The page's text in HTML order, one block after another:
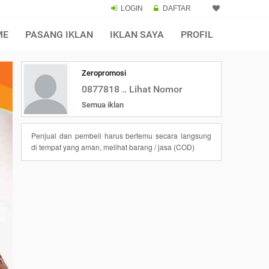
LOGIN DAFTAR
PASANG IKLAN IKLAN SAYA PROFIL
Zeropromosi
0877818 .. Lihat Nomor
Semua iklan
Penjual dan pembeli harus bertemu secara langsung
di tempat yang aman, melihat barang / jasa (COD)